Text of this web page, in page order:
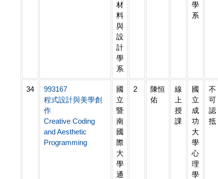
材
料
與
設
計
學
系
學
系
34
993167
程式設計與美學創
作
Creative Coding
and Aesthetic
Programming
國
立
暨
南
國
際
大
學
通
2
陳恒
佑
線
上
授
課
國
立
成
功
大
學
心
理
學
不
可
認
抵